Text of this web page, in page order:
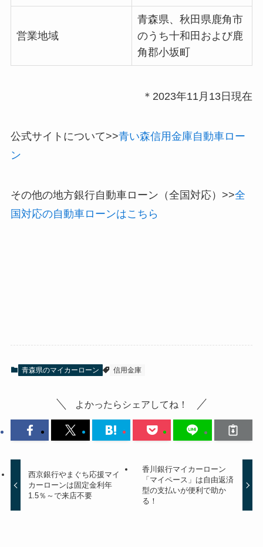
営業地域
青森県、秋田県鹿角市
のうち十和田および鹿
角郡小坂町
＊ 2023年11月13日現在
公式サイトについて>>青い森信用金庫自動車ロー
ン
その他の地方銀行自動車ローン（全国対応）>>全
国対応の自動車ローンはこちら
青森県のマイカーローン 信用金庫
よかったらシェアしてね！
西京銀行やまぐち応援マイ
カーローンは固定金利年
1.5％～で来店不要
香川銀行マイカーローン
「マイペース」は自由返済
型の支払いが便利で助か
る！